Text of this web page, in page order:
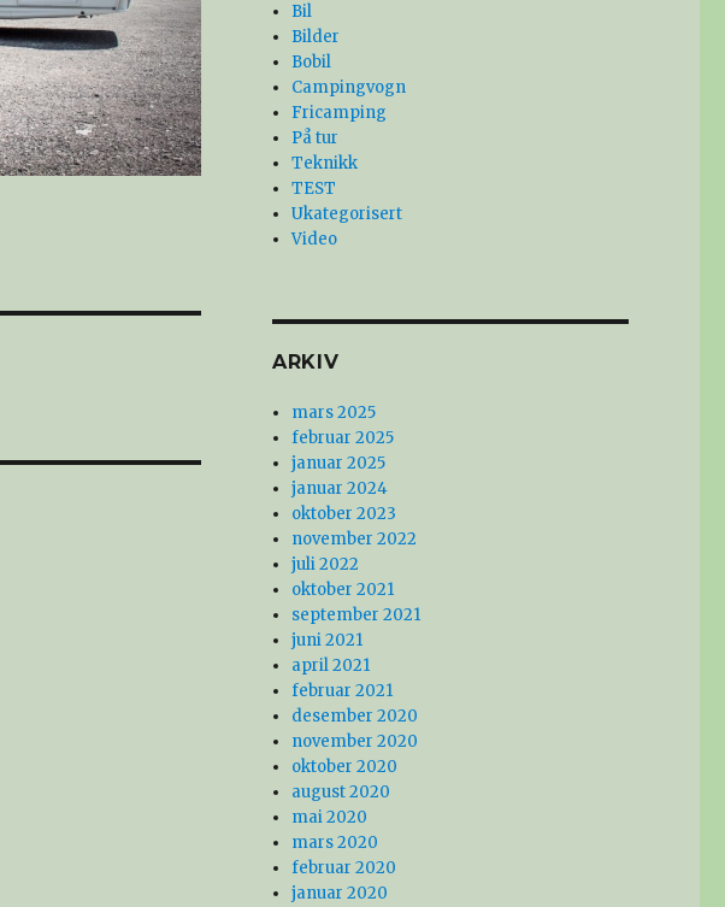
Bil
Bilder
Bobil
Campingvogn
Fricamping
På tur
Teknikk
TEST
Ukategorisert
Video
ARKIV
mars 2025
februar 2025
januar 2025
januar 2024
oktober 2023
november 2022
juli 2022
oktober 2021
september 2021
juni 2021
april 2021
februar 2021
desember 2020
november 2020
oktober 2020
august 2020
mai 2020
mars 2020
februar 2020
januar 2020